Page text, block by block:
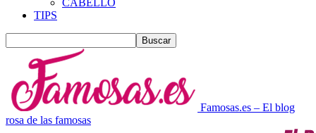
CABELLO
TIPS
Famosas.es – El blog
rosa de las famosas